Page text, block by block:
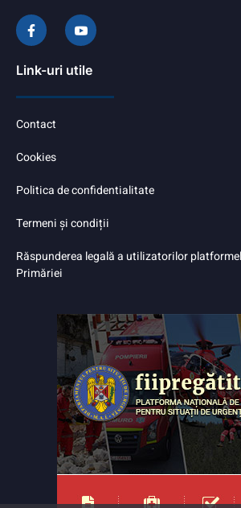
Link-uri utile
Contact
Cookies
Politica de confidentialitate
Termeni și condiții
Răspunderea legală a utilizatorilor
Primăriei